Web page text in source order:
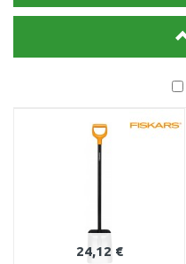
24,12 €